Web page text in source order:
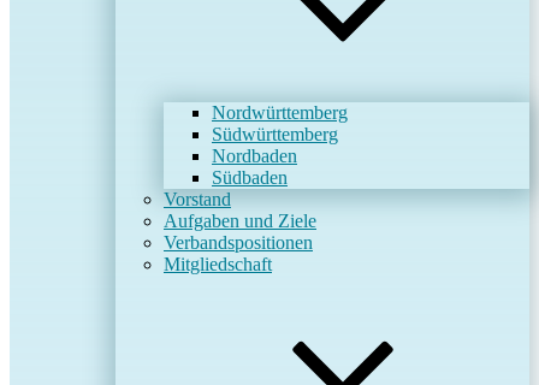
Nordwürttemberg
Südwürttemberg
Nordbaden
Südbaden
Vorstand
Aufgaben und Ziele
Verbandspositionen
Mitgliedschaft